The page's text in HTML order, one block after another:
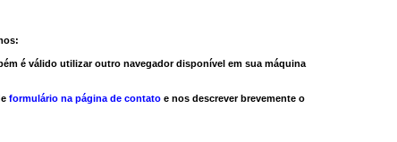
é válido utilizar outro navegadordisponível em sua máquina
formulário na página de contato e nos descrever brevemente o